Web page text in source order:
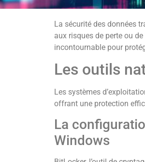
La sécurité des données
aux risques de perte ou
incontournable pour
Les outils
Les systèmes
offrant une protection
La
Windows